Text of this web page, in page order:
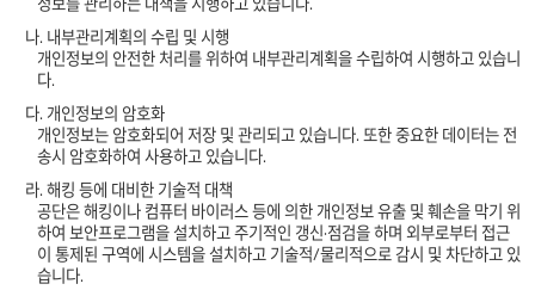
나. 내부관리계획의 수립 및 시행
개인정보의 안전한 처리를 위하여 내부관리계획을 수립하여 시행하고 있습니
다.
다. 개인정보의 암호화
개인정보는 암호화되어 저장 및 관리되고 있습니다. 또한 중요한 데이터는 전
송시 암호화하여 사용하고 있습니다.
라. 해킹 등에 대비한 기술적 대책
공단은 해킹이나 컴퓨터 바이러스 등에 의한 개인정보 유출 및 훼손을 막기 위
하여 보안프로그램을 설치하고 주기적인 갱신·점검을 하며 외부로부터 접근
이 통제된 구역에 시스템을 설치하고 기술적/물리적으로 감시 및 차단하고 있
습니다.